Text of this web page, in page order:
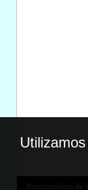
Ayuntamiento de